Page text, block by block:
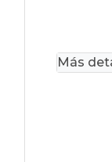
Más